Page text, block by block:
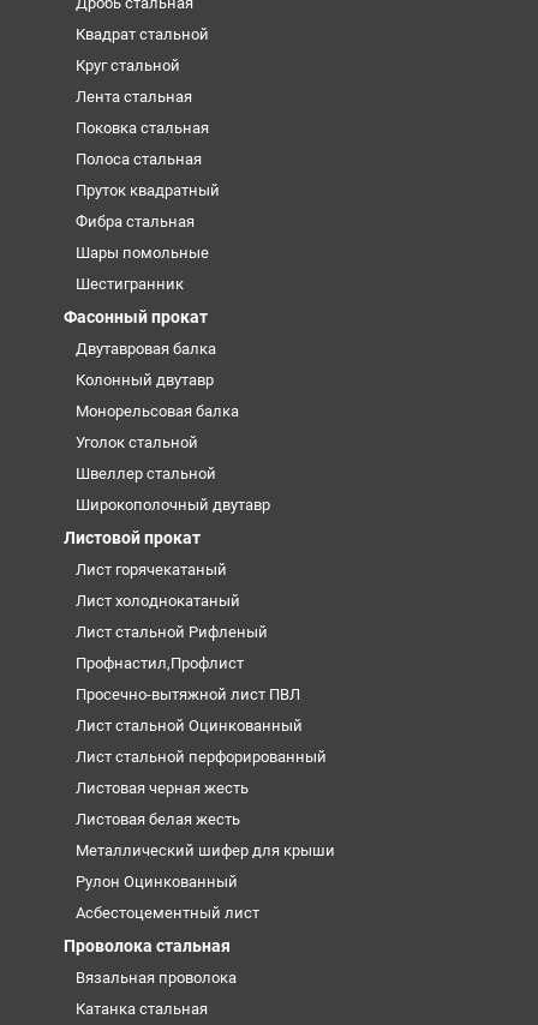
Квадрат стальной
Круг стальной
Лента стальная
Поковка стальная
Полоса стальная
Пруток квадратный
Фибра стальная
Шары помольные
Шестигранник
Фасонный прокат
Двутавровая балка
Колонный двутавр
Монорельсовая балка
Уголок стальной
Швеллер стальной
Широкополочный двутавр
Листовой прокат
Лист горячекатаный
Лист холоднокатаный
Лист стальной Рифленый
Профнастил,Профлист
Просечно-вытяжной лист ПВЛ
Лист стальной Оцинкованный
Лист стальной перфорированный
Листовая черная жесть
Листовая белая жесть
Металлический шифер для крыши
Рулон Оцинкованный
Асбестоцементный лист
Проволока стальная
Вязальная проволока
Катанка стальная